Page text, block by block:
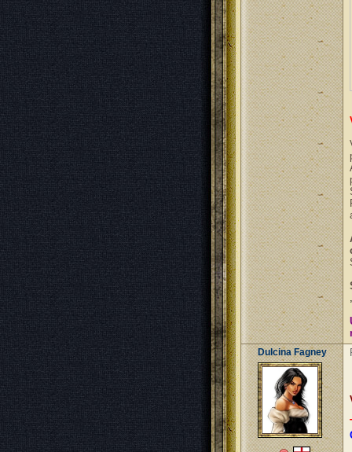
Dulcina Fagney